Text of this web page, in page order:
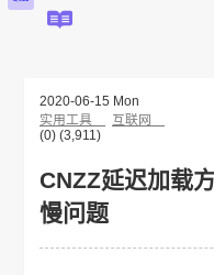
资源分享
开发工具
静态资源站
2020-06-15 Mon
实用工具
互联网
(0) (3,911)
CNZZ延迟加载
慢问题